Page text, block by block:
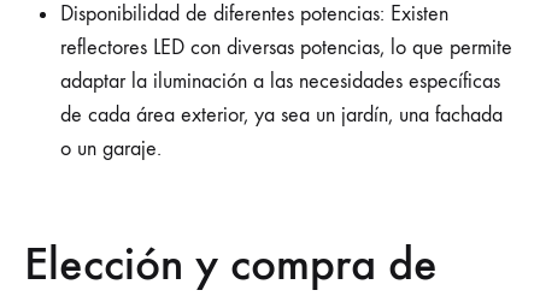
Disponibilidad de diferentes potencias: Existen
reflectores LED con diversas potencias, lo que permite
adaptar la iluminación a las necesidades específicas
de cada área exterior, ya sea un jardín, una fachada
o un garaje.
Elección y compra de